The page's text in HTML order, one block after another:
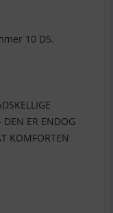
10 D5.
DEN ER ENDOG
KOMFORTEN